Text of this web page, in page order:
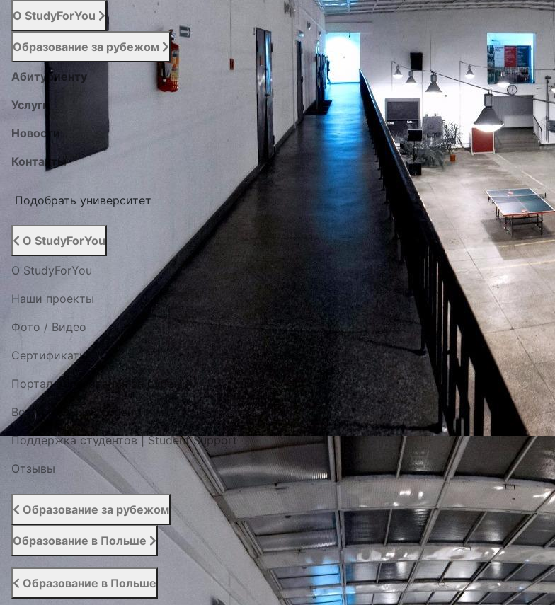
О StudyForYou
Образование за рубежом
Абитуриенту
Услуги
Новости
Контакты
Подобрать университет
О StudyForYou
О StudyForYou
Наши проекты
Фото / Видео
Cертификаты
Портал образования за рубежом
Вступительный сервис
Поддержка студентов | Student Support
Отзывы
Образование за рубежом
Образование в Польше
Образование в Польше